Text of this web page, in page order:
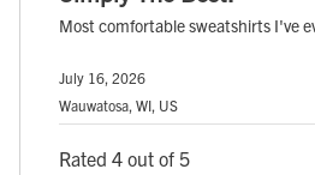
Most comfortable sweatshirts I've
July 16, 2026
Wauwatosa, WI, US
Rated 4 out of 5